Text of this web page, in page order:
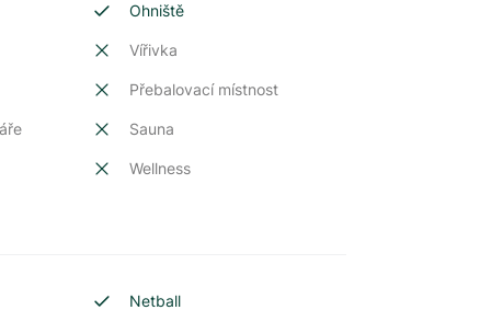
Ohniště
Vířivka
Přebalovací místnost
Sauna
Wellness
Netball